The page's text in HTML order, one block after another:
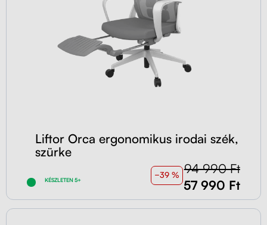
Liftor Orca ergonomikus irodai szék,
szürke
KÉSZLETEN 5+
−39 % 94 990 Ft
57 990 Ft